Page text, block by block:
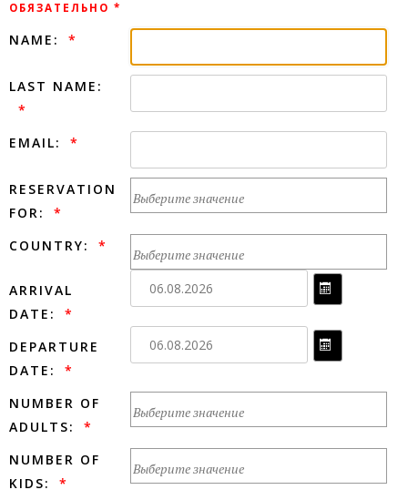
ОБЯЗАТЕЛЬНО *
NAME:
LAST NAME:
EMAIL:
RESERVATION
FOR:
COUNTRY:
ARRIVAL
DATE:
DEPARTURE
DATE:
NUMBER OF
ADULTS:
NUMBER OF
KIDS: